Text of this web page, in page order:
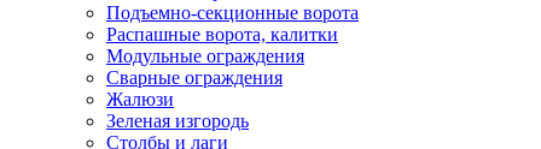
Подъемно-секционные ворота
Распашные ворота, калитки
Модульные ограждения
Сварные ограждения
Жалюзи
Зеленая изгородь
Столбы и лаги